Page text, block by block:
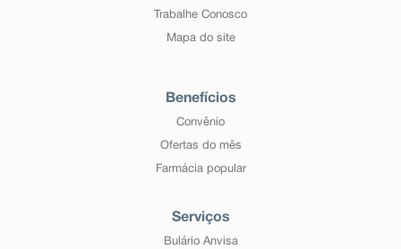
Trabalhe Conosco
Mapa do site
Benefícios
Convênio
Ofertas do mês
Farmácia popular
Serviços
Bulário Anvisa